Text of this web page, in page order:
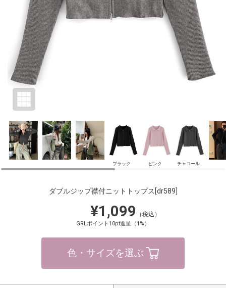
ブラック ピンク チャコール
ダブルジップ襟付ニットトップス [dr589]
¥1,099 （税込）
GRLポイント10pt進呈（1%）
色・サイズを選ぶ